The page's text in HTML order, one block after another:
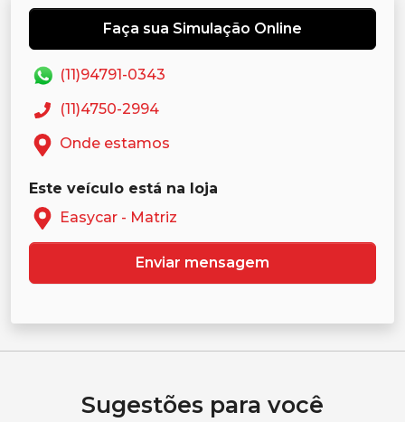
Faça sua Simulação Online
(11)94791-0343
(11)4750-2994
Onde estamos
Este veículo está na loja
Easycar - Matriz
Enviar mensagem
Sugestões para você